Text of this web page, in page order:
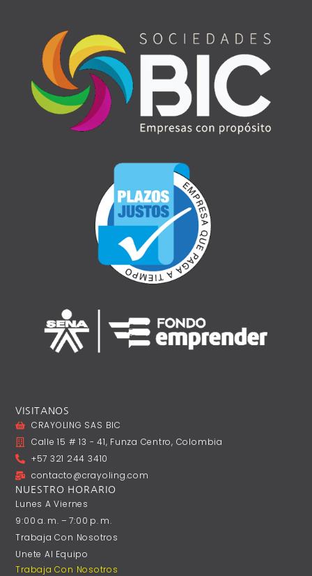
VISITANOS
CRAYOLING SAS BIC
Calle 15 # 13 - 41, Funza Centro, Colombia
+57 321 244 3410
contacto@crayoling.com
NUESTRO HORARIO
Lunes A ‎Viernes
9:00 A. M. – 7:00 P. M.
Trabaja Con Nosotros
Unete Al Equipo
Trabaja Con Nosotros